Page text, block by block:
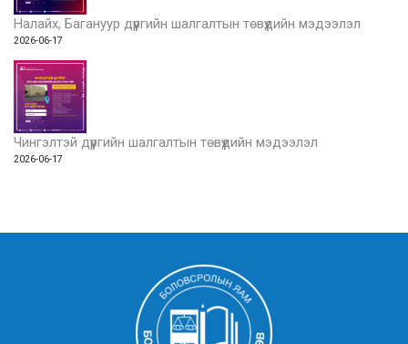
Налайх, Багануур дүүргийн шалгалтын төвүүдийн мэдээлэл
2026-06-17
Чингэлтэй дүүргийн шалгалтын төвүүдийн мэдээлэл
2026-06-17